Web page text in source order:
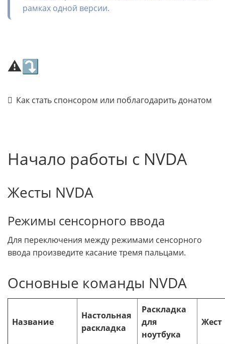
рамках одной версии.
⚠⤵
Как стать спонсором или поблагодарить донатом
Начало работы с NVDA
Жесты NVDA
Режимы сенсорного ввода
Для переключения между режимами сенсорного
ввода произведите касание тремя пальцами.
Основные команды NVDA
Название
Настольная
раскладка
Раскладка
для
ноутбука
Жест